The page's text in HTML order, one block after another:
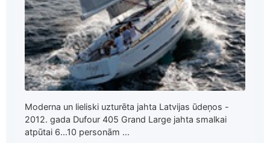
Moderna un lieliski uzturēta jahta Latvijas ūdeņos -
2012. gada Dufour 405 Grand Large jahta smalkai
atpūtai 6...10 personām ...